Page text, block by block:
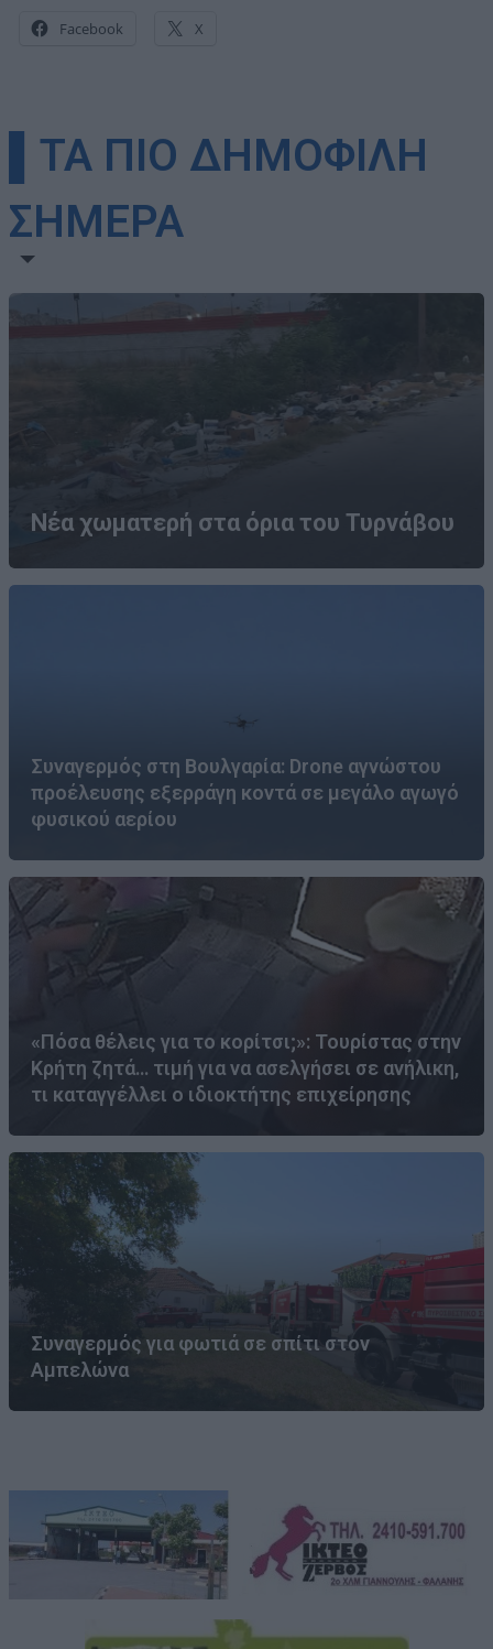
Facebook X
▌ΤΑ ΠΙΟ ΔΗΜΟΦΙΛΗ
ΣΗΜΕΡΑ
Νέα χωματερή στα όρια του Τυρνάβου
Συναγερμός στη Βουλγαρία: Drone αγνώστου
προέλευσης εξερράγη κοντά σε μεγάλο αγωγό
φυσικού αερίου
«Πόσα θέλεις για το κορίτσι;»: Τουρίστας στην
Κρήτη ζητά… τιμή για να ασελγήσει σε ανήλικη,
τι καταγγέλλει ο ιδιοκτήτης επιχείρησης
Συναγερμός για φωτιά σε σπίτι στον
Αμπελώνα